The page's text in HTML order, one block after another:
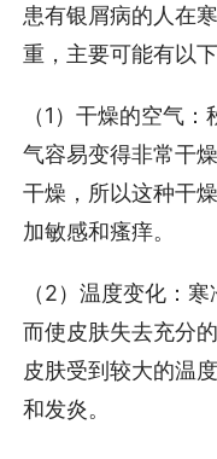
患有银屑病的人在
重，主要可能有以下
（1）干燥的空气
气容易变得非常干
干燥，所以这种干
加敏感和瘙痒。
（2）温度变化：
而使皮肤失去充分
皮肤受到较大的温
和发炎。